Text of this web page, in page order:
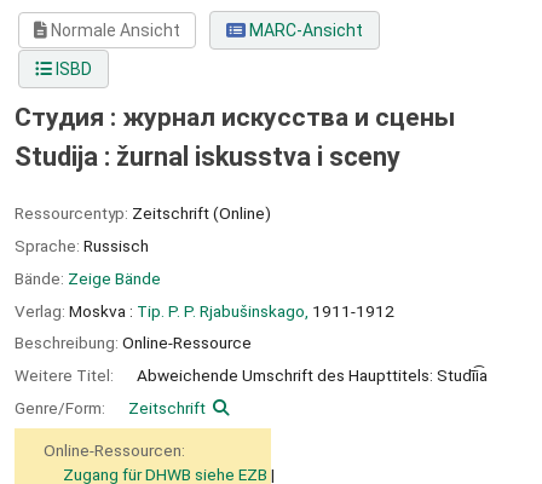
Normale Ansicht
MARC-Ansicht
ISBD
Студия : журнал искусства и сцены
Studija : žurnal iskusstva i sceny
Ressourcentyp: Zeitschrift (Online)
Sprache: Russisch
Bände: Zeige Bände
Verlag: Moskva : Tip. P. P. Rjabušinskago, 1911-1912
Beschreibung: Online-Ressource
Weitere Titel:
Abweichende Umschrift des Haupttitels: Studīi͡a
Genre/Form:
Zeitschrift
Online-Ressourcen:
Zugang für DHWB siehe EZB